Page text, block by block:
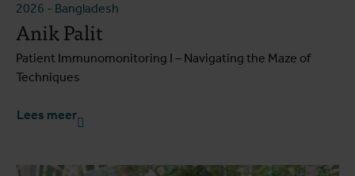
2026 - Bangladesh
Anik Palit
Patient Immunomonitoring I – Navigating the Maze of
Techniques
Lees meer